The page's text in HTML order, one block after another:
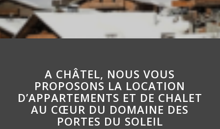
A CHÂTEL, NOUS VOUS
PROPOSONS LA LOCATION
D’APPARTEMENTS ET DE CHALET
AU CŒUR DU DOMAINE DES
PORTES DU SOLEIL